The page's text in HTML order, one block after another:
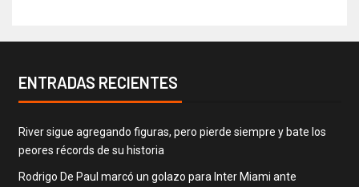
ENTRADAS RECIENTES
River sigue agregando figuras, pero pierde siempre y bate los
peores récords de su historia
Rodrigo De Paul marcó un golazo para Inter Miami ante